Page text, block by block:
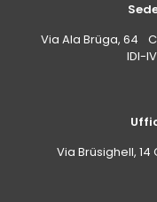
Via Ala Brüga, 64
IDI-
Via Brüsighell,